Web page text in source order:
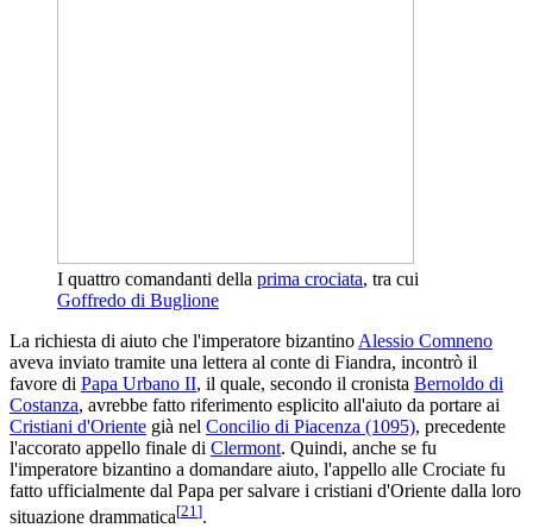
I quattro comandanti della prima crociata, tra cui
Goffredo di Buglione
La richiesta di aiuto che l'imperatore bizantino Alessio Comneno
aveva inviato tramite una lettera al conte di Fiandra, incontrò il
favore di Papa Urbano II, il quale, secondo il cronista Bernoldo di
Costanza, avrebbe fatto riferimento esplicito all'aiuto da portare ai
Cristiani d'Oriente già nel Concilio di Piacenza (1095), precedente
l'accorato appello finale di Clermont. Quindi, anche se fu
l'imperatore bizantino a domandare aiuto, l'appello alle Crociate fu
fatto ufficialmente dal Papa per salvare i cristiani d'Oriente dalla loro
situazione drammatica[21 ].